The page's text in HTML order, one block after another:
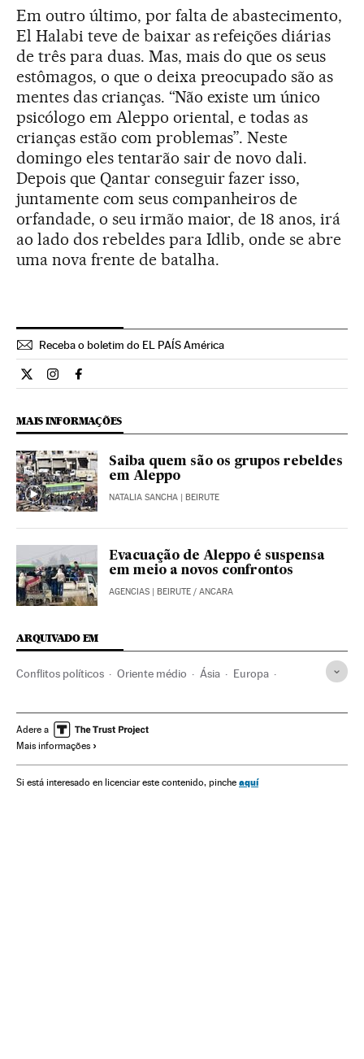
Em outro último, por falta de abastecimento,
El Halabi teve de baixar as refeições diárias
de três para duas. Mas, mais do que os seus
estômagos, o que o deixa preocupado são as
mentes das crianças. “Não existe um único
psicólogo em Aleppo oriental, e todas as
crianças estão com problemas”. Neste
domingo eles tentarão sair de novo dali.
Depois que Qantar conseguir fazer isso,
juntamente com seus companheiros de
orfandade, o seu irmão maior, de 18 anos, irá
ao lado dos rebeldes para Idlib, onde se abre
uma nova frente de batalha.
Receba o boletim do EL PAÍS América
Internacional El País Brasil en Twitter
Internacional El País Brasil en Instagram
Internacional El País Brasil en Facebook
MAIS INFORMAÇÕES
Saiba quem são os grupos rebeldes
em Aleppo
NATALIA SANCHA | BEIRUTE
Evacuação de Aleppo é suspensa
em meio a novos confrontos
AGENCIAS | BEIRUTE / ANCARA
ARQUIVADO EM
Conflitos políticos Oriente médio Ásia Europa
Guerra civil Rússia Revoluções
Protestos sociais
Sociedade
Adere a
Mais informações
Si está interesado en licenciar este contenido, pinche aquí